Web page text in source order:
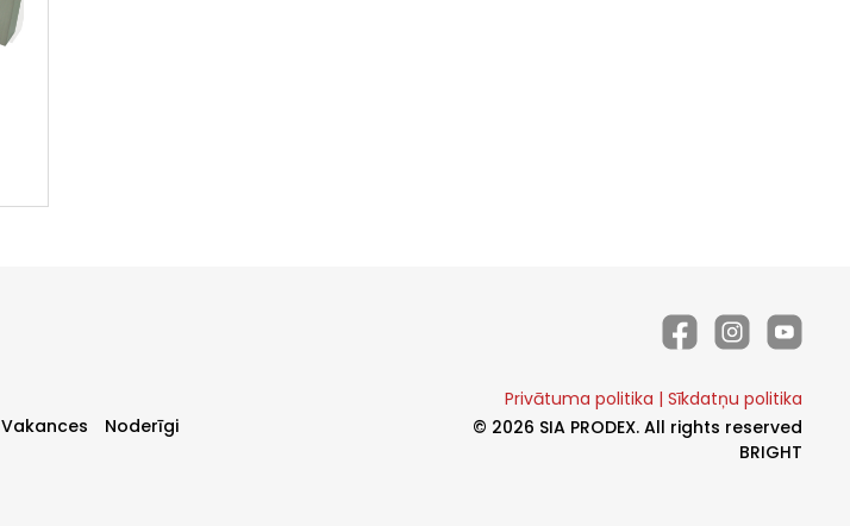
Vakances Noderīgi
Privātuma politika | Sīkdatņu politika
© 2026 SIA PRODEX. All rights reserved
BRIGHT